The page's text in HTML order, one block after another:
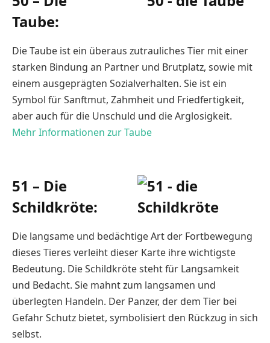
Taube:
Die Taube ist ein überaus zutrauliches Tier mit einer
starken Bindung an Partner und Brutplatz, sowie mit
einem ausgeprägten Sozialverhalten. Sie ist ein
Symbol für Sanftmut, Zahmheit und Friedfertigkeit,
aber auch für die Unschuld und die Arglosigkeit.
Mehr Informationen zur Taube
51 – Die
Schildkröte:
Die langsame und bedächtige Art der Fortbewegung
dieses Tieres verleiht dieser Karte ihre wichtigste
Bedeutung. Die Schildkröte steht für Langsamkeit
und Bedacht. Sie mahnt zum langsamen und
überlegten Handeln. Der Panzer, der dem Tier bei
Gefahr Schutz bietet, symbolisiert den Rückzug in sich
selbst.